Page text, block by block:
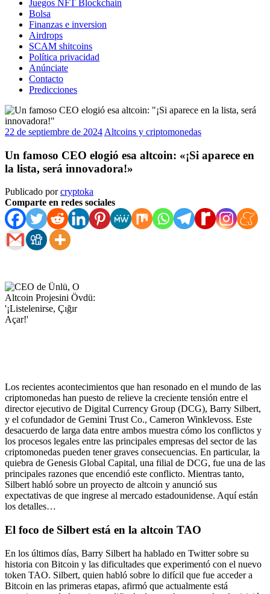
Juegos NFT Blockchain
Bolsa
Finanzas e inversion
Airdrops
SCAM shitcoins
Política privacidad
Anúnciate
Contacto
Predicciones
22 de septiembre de 2024 Altcoins y criptomonedas
Un famoso CEO elogió esa altcoin: «¡Si aparece en
la lista, será innovadora!»
Publicado porcryptoka
Comparte en redes sociales
Los recientes acontecimientos que han resonado en el mundo de las
criptomonedas han puesto de relieve la creciente tensión entre el
director ejecutivo de Digital Currency Group (DCG), Barry Silbert,
y el cofundador de Gemini Trust Co., Cameron Winklevoss. Este
desacuerdo de larga data entre ambos muestra cómo los conflictos y
los procesos legales entre las principales empresas del sector de las
criptomonedas pueden tener graves consecuencias. En particular, la
quiebra de Genesis Global Capital, una filial de DCG, fue una de las
principales razones que encendió este conflicto. Mientras tanto,
Silbert habló sobre un proyecto de altcoin y anunció sus
expectativas de que ingrese al mercado estadounidense. Aquí están
los detalles…
El foco de Silbert está en la altcoin TAO
En los últimos días, Barry Silbert ha hablado en Twitter sobre su
historia con Bitcoin y las dificultades que experimentó con el nuevo
token TAO. Silbert, quien habló sobre lo difícil que fue acceder a
Bitcoin en las primeras etapas, afirmó que actualmente está